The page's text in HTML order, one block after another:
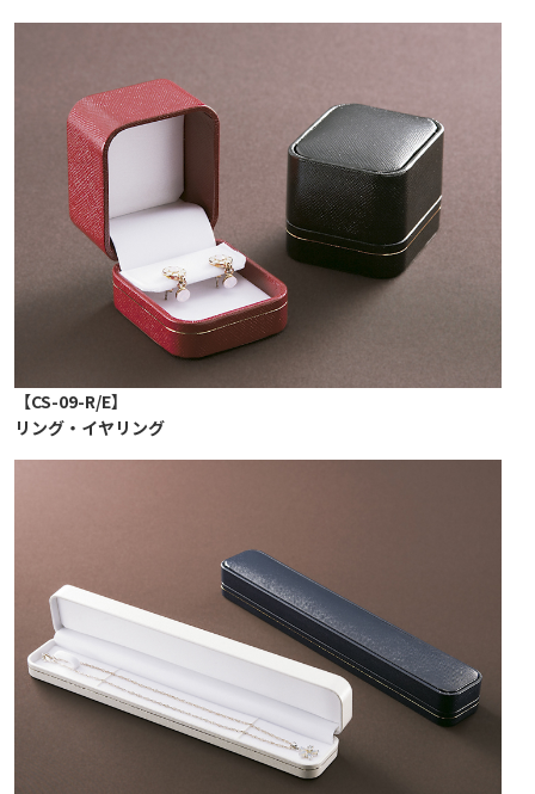
【CS-09-R/E】
リング・イヤリング